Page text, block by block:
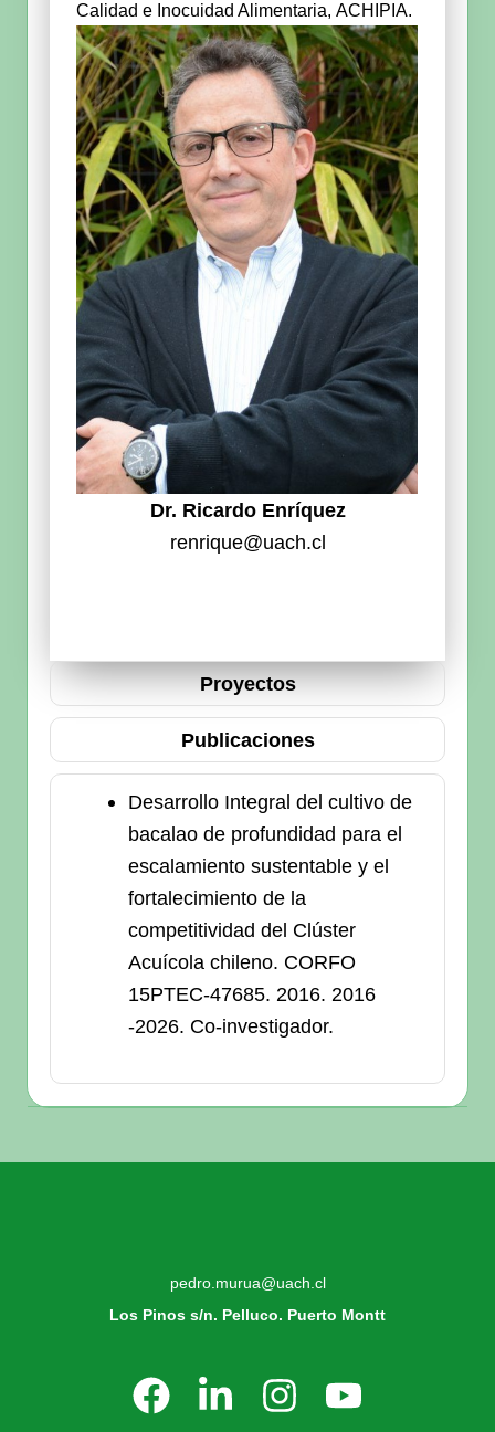
Calidad e Inocuidad Alimentaria, ACHIPIA.
Dr. Ricardo Enríquez
renrique@uach.cl
Proyectos
Publicaciones
Desarrollo Integral del cultivo de
bacalao de profundidad para el
escalamiento sustentable y el
fortalecimiento de la
competitividad del Clúster
Acuícola chileno. CORFO
15PTEC-47685. 2016. 2016
-2026. Co-investigador.
pedro.murua@uach.cl
Los Pinos s/n. Pelluco. Puerto Montt